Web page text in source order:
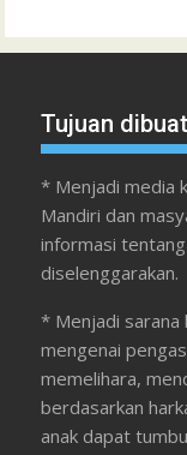
Tujuan
* Menjadi media
Mandiri dan
informasi
diselenggarakan.
* Menjadi sarana
mengenai
memelihara,
berdasarkan
anak dapat